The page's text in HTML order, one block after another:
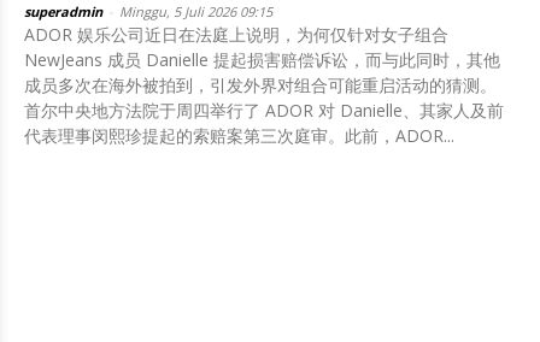
superadmin Minggu, 5 Juli 2026 09:15
ADOR 娱乐公司近日在法庭上说明，为何仅针对女子组合
NewJeans 成员 Danielle 提起损害赔偿诉讼，而与此同时，其他
成员多次在海外被拍到，引发外界对组合可能重启活动的猜测。
首尔中央地方法院于周四举行了 ADOR 对 Danielle、其家人及前
代表理事闵熙珍提起的索赔案第三次庭审。此前，ADOR...